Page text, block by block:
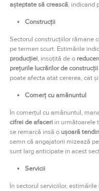
așteptate să crească, indicând
Construcții
Sectorul construcțiilor rămâne
pe termen scurt. Estimările
producției, însoțită de o
prețurile lucrărilor de
poate afecta atât cererea, cât
Comerț cu amănuntul
În comerțul cu amănuntul,
cifrei de afaceriîn următoarele
se remarcă însă o ușoară
semn că angajatorii mizează
sunt larg anticipate în acest
Servicii
În sectorul serviciilor, estimările